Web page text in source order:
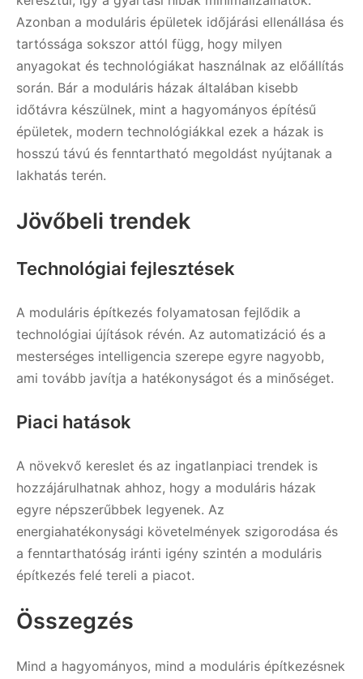
Azonban a moduláris épületek időjárási ellenállása és
tartóssága sokszor attól függ, hogy milyen
anyagokat és technológiákat használnak az előállítás
során. Bár a moduláris házak általában kisebb
időtávra készülnek, mint a hagyományos építésű
épületek, modern technológiákkal ezek a házak is
hosszú távú és fenntartható megoldást nyújtanak a
lakhatás terén.
Jövőbeli trendek
Technológiai fejlesztések
A moduláris építkezés folyamatosan fejlődik a
technológiai újítások révén. Az automatizáció és a
mesterséges intelligencia szerepe egyre nagyobb,
ami tovább javítja a hatékonyságot és a minőséget.
Piaci hatások
A növekvő kereslet és az ingatlanpiaci trendek is
hozzájárulhatnak ahhoz, hogy a moduláris házak
egyre népszerűbbek legyenek. Az
energiahatékonysági követelmények szigorodása és
a fenntarthatóság iránti igény szintén a moduláris
építkezés felé tereli a piacot.
Összegzés
Mind a hagyományos, mind a moduláris építkezésnek